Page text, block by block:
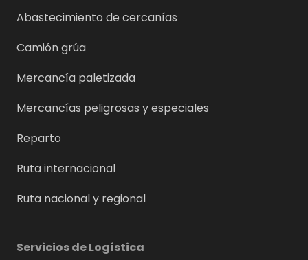
Abastecimiento de cercanías
Camión grúa
Mercancía paletizada
Mercancías peligrosas y especiales
Reparto
Ruta internacional
Ruta nacional y regional
Servicios de Logística